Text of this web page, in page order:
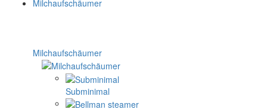
Milchaufschäumer
Subminimal